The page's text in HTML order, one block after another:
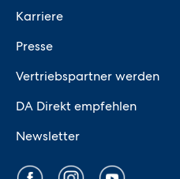
Karriere
Presse
Vertriebspartner werden
DA Direkt empfehlen
Newsletter